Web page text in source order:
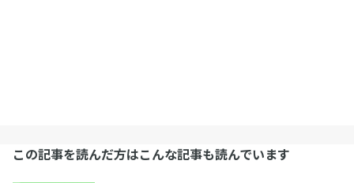
この記事を読んだ方はこんな記事も読んでいます